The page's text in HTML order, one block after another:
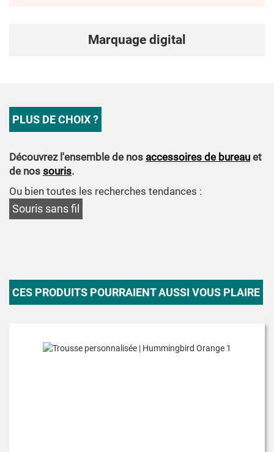
Marquage digital
PLUS DE CHOIX ?
Découvrez l'ensemble de nos accessoires de bureau et
de nos souris.
Ou bien toutes les recherches tendances :
Souris sans fil
CES PRODUITS POURRAIENT AUSSI VOUS PLAIRE